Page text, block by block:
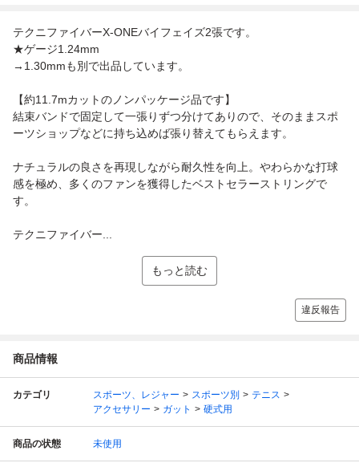
テクニファイバーX-ONEバイフェイズ2張です。
★ゲージ1.24mm
→1.30mmも別で出品しています。
【約11.7mカットのノンパッケージ品です】
結束バンドで固定して一張りずつ分けてありので、そのままスポ
ーツショップなどに持ち込めば張り替えてもらえます。
ナチュラルの良さを再現しながら耐久性を向上。やわらかな打球
感を極め、多くのファンを獲得したベストセラーストリングで
す。
テクニファイバー...
もっと読む
違反報告
商品情報
カテゴリ スポーツ、レジャー スポーツ別
テニス
アクセサリー
ガット 硬式用
商品の状態 未使用